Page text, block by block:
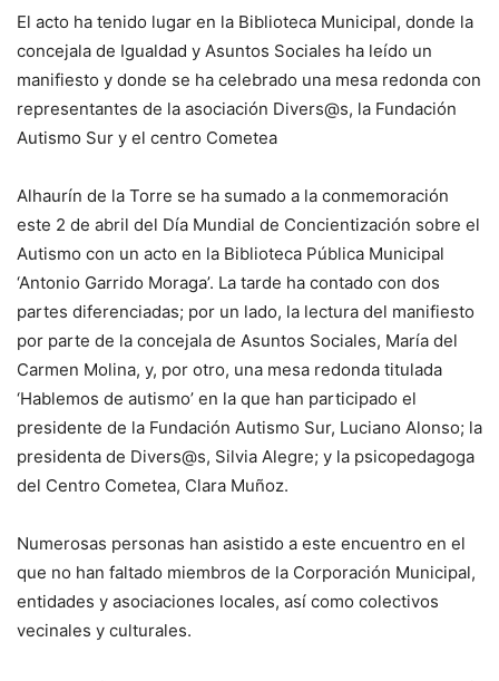
El acto ha tenido lugar en la Biblioteca Municipal, donde la
concejala de Igualdad y Asuntos Sociales ha leído un
manifiesto y donde se ha celebrado una mesa redonda con
representantes de la asociación Divers@s, la Fundación
Autismo Sur y el centro Cometea
Alhaurín de la Torre se ha sumado a la conmemoración
este 2 de abril del Día Mundial de Concientización sobre el
Autismo con un acto en la Biblioteca Pública Municipal
‘Antonio Garrido Moraga’. La tarde ha contado con dos
partes diferenciadas; por un lado, la lectura del manifiesto
por parte de la concejala de Asuntos Sociales, María del
Carmen Molina, y, por otro, una mesa redonda titulada
‘Hablemos de autismo’ en la que han participado el
presidente de la Fundación Autismo Sur, Luciano Alonso; la
presidenta de Divers@s, Silvia Alegre; y la psicopedagoga
del Centro Cometea, Clara Muñoz.
Numerosas personas han asistido a este encuentro en el
que no han faltado miembros de la Corporación Municipal,
entidades y asociaciones locales, así como colectivos
vecinales y culturales.